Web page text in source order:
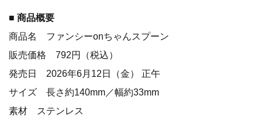
■ 商品概要
商品名 ファンシーonちゃんスプーン
販売価格 792円（税込）
発売日 2026年6月12日（金） 正午
サイズ 長さ約140mm／幅約33mm
素材 ステンレス